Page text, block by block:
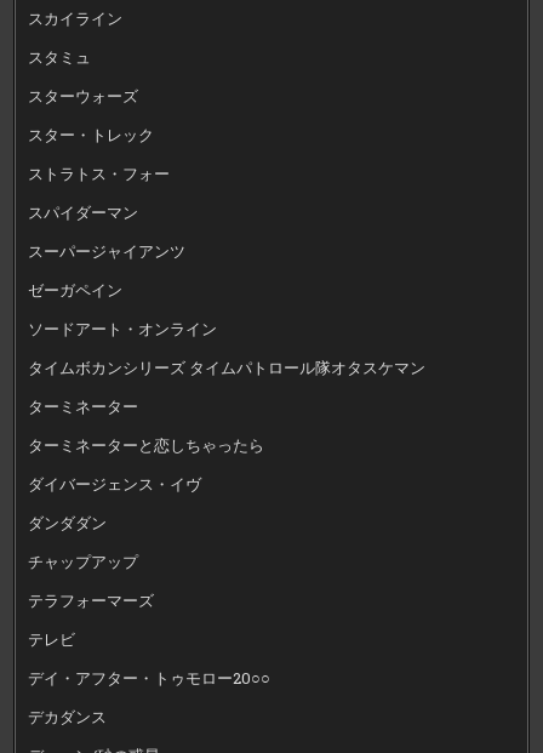
スカイライン
スタミュ
スターウォーズ
スター・トレック
ストラトス・フォー
スパイダーマン
スーパージャイアンツ
ゼーガペイン
ソードアート・オンライン
タイムボカンシリーズ タイムパトロール隊オタスケマン
ターミネーター
ターミネーターと恋しちゃったら
ダイバージェンス・イヴ
ダンダダン
チャップアップ
テラフォーマーズ
テレビ
デイ・アフター・トゥモロー20○○
デカダンス